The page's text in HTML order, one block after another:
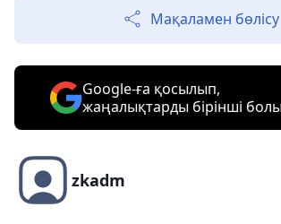
Мақаламен бөлісу
Google-ға қосылып,
жаңалықтарды бірінші
zkadm